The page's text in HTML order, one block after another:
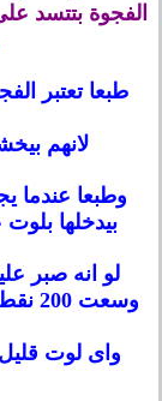
الفجوة بتتسد
طبعا تعتبر
لانهم
وطبعا عندما
بيدخلها
لو انه صبر
واى لوت قليل مع مكسب